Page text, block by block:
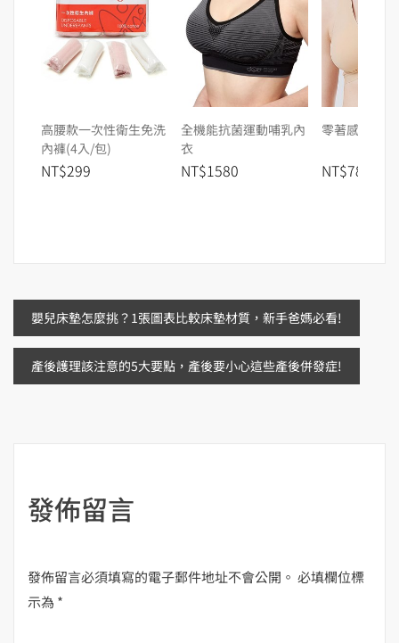
高腰款一次性衛生免洗
內褲(4入/包)
NT$299
全機能抗菌運動哺乳內
衣
NT$1580
零著感無痕
NT$780
文
章
嬰兒床墊怎麼挑？1張圖表比較床墊材質，新手爸媽必看!
產後護理該注意的5大要點，產後要小心這些產後併發症!
發佈留言
發佈留言必須填寫的電子郵件地址不會公開。 必填欄位標
示為 *